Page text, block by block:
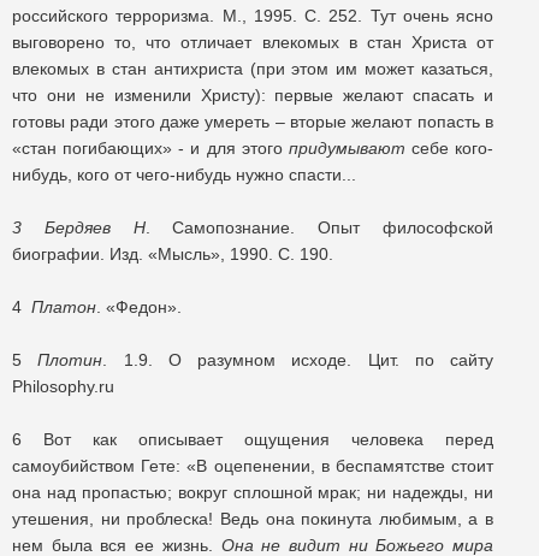
российского терроризма. М., 1995. С. 252. Тут очень ясно
выговорено то, что отличает влекомых в стан Христа от
влекомых в стан антихриста (при этом им может казаться,
что они не изменили Христу): первые желают спасать и
готовы ради этого даже умереть – вторые желают попасть в
«стан погибающих» - и для этого придумывают себе кого-
нибудь, кого от чего-нибудь нужно спасти...
3 Бердяев Н. Самопознание. Опыт философской
биографии. Изд. «Мысль», 1990. С. 190.
4 Платон . «Федон».
5Плотин . 1.9. О разумном исходе. Цит. по сайту
Philosophy.ru
6 Вот как описывает ощущения человека перед
самоубийством Гете: «В оцепенении, в беспамятстве стоит
она над пропастью; вокруг сплошной мрак; ни надежды, ни
утешения, ни проблеска! Ведь она покинута любимым, а в
нем была вся ее жизнь. Она не видит ни Божьего мира